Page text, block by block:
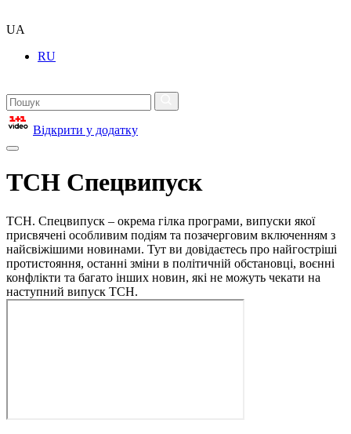
UA
RU
Відкрити у додатку
ТСН Спецвипуск
ТСН. Спецвипуск – окрема гілка програми, випуски якої
присвячені особливим подіям та позачерговим включенням з
найсвіжішими новинами. Тут ви довідаєтесь про найгостріші
протистояння, останні зміни в політичній обстановці, воєнні
конфлікти та багато інших новин, які не можуть чекати на
наступний випуск ТСН.